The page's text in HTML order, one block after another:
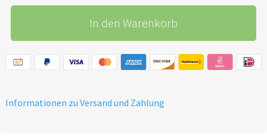
Ort/Zeit: Freitag, den 30.6.,
15:00 - ca. 21:00 Uhr
In den Warenkorb
Informationen zu Versand und Zahlung